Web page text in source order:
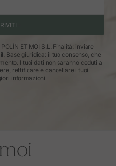
ET MOI S.L. Finalità: inviare
Base giuridica: il tuo consenso, che
I tuoi dati non saranno ceduti a
rettificare e cancellare i tuoi
informazioni